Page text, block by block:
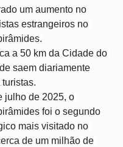
um aumento no
estrangeiros no
a 50 km da Cidade do
saem diariamente
julho de 2025, o
foi o segundo
mais visitado no
de um milhão de